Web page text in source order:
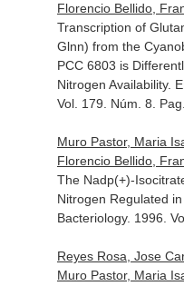
Florencio Bellido,
Transcription of
Glnn) from the
PCC 6803 is
Nitrogen Availability.
Vol. 179. Núm. 8.
Muro Pastor, Maria
Florencio Bellido,
The Nadp(+)-
Nitrogen Regulated
Bacteriology. 1996.
Reyes Rosa, Jose
Muro Pastor, Maria